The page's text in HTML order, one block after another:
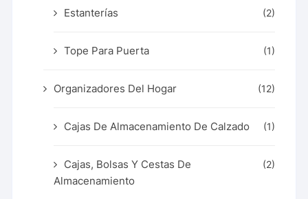
Estanterías (2)
Tope Para Puerta (1)
Organizadores Del Hogar (12)
Cajas De Almacenamiento De Calzado (1)
Cajas, Bolsas Y Cestas De
Almacenamiento
(2)